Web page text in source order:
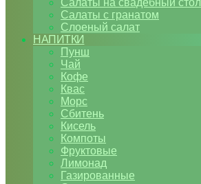
Салаты на свадебный стол
Салаты с гранатом
Слоеный салат
НАПИТКИ
Пунш
Чай
Кофе
Квас
Морс
Сбитень
Кисель
Компоты
Фруктовые
Лимонад
Газированные